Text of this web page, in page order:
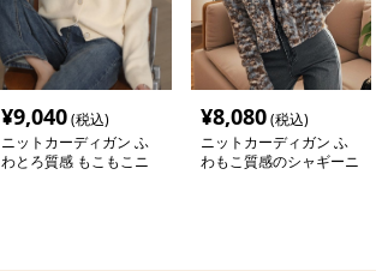
¥9,040(税込)
ニットカーディガン ふ
わとろ質感 もこもこニ
¥8,080(税込)
ニットカーディガン ふ
わもこ質感のシャギーニ